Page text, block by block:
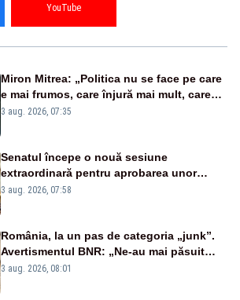
YouTube
Miron Mitrea: „Politica nu se face pe care
e mai frumos, care înjură mai mult, care
țipă mai tare, ci pe proiecte”
3 aug. 2026, 07:35
Senatul începe o nouă sesiune
extraordinară pentru aprobarea unor
jaloane din PNRR
3 aug. 2026, 07:58
România, la un pas de categoria „junk”.
Avertismentul BNR: „Ne-au mai păsuit
pentru câteva luni”
3 aug. 2026, 08:01